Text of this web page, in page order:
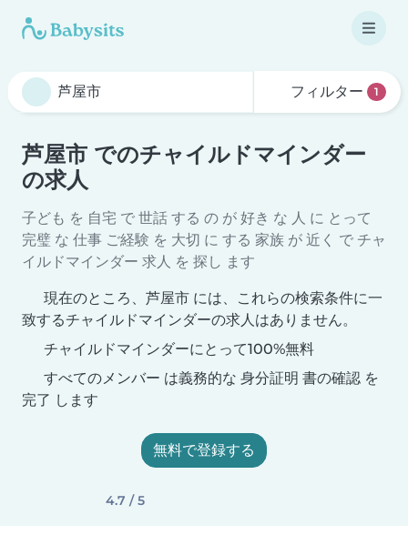
フィルター 1
芦屋市 でのチャイルドマインダー
の求人
子ども を 自宅 で 世話 する の が 好き な 人 に とって
完璧 な 仕事 ご経験 を 大切 に する 家族 が 近く で チャ
イルドマインダー 求人 を 探し ます
現在のところ、芦屋市 には、これらの検索条件に一
致するチャイルドマインダーの求人はありません。
チャイルドマインダーにとって100%無料
すべてのメンバー は義務的な 身分証明 書の確認 を
完了 します
無料で登録する
4.7 / 5